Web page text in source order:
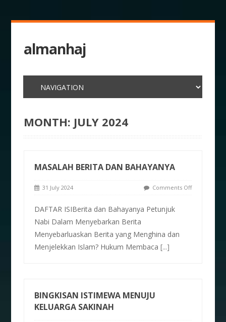
almanhaj
MONTH: JULY 2024
MASALAH BERITA DAN BAHAYANYA
31 July 2024 Comments Off
DAFTAR ISIBerita dan Bahayanya Petunjuk
Nabi Dalam Menyebarkan Berita
Menyebarluaskan Berita yang Menghina dan
Menjelekkan Islam? Hukum Membaca[...]
BINGKISAN ISTIMEWA MENUJU
KELUARGA SAKINAH